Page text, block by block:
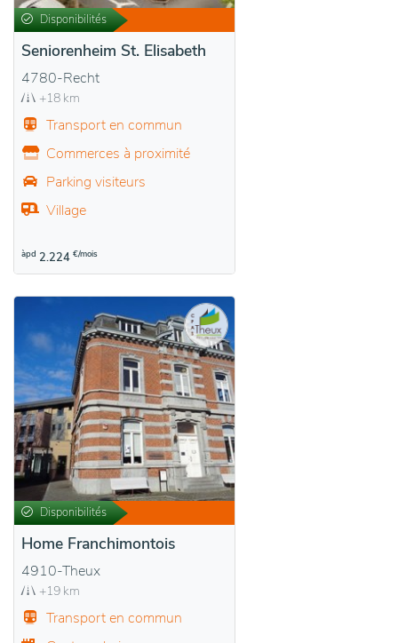
Disponibilités
Seniorenheim St. Elisabeth
4780-Recht
+18 km
Transport en commun
Commerces à proximité
Parking visiteurs
Village
àpd 2.224 €/mois
Disponibilités
Home Franchimontois
4910-Theux
+19 km
Transport en commun